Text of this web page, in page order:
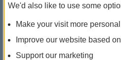
We'd also like to use some
Make your visit more personal
Improve our website based
Support our marketing